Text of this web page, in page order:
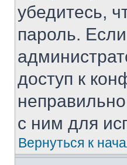
убедитесь,
пароль.
доступ к
с ним для
Вернуться к